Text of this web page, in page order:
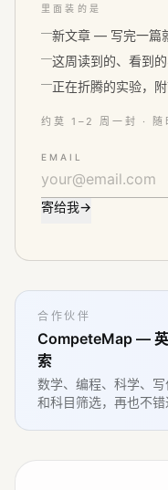
里面装的是
新文章 — 写完一篇
这周读到的、看到
正在折腾的实验，
约莫 1–2 周一封 · 随
EMAIL
寄给我→
合作伙伴
CompeteMap — 英
索
数学、编程、科学、
和科目筛选，再也不错